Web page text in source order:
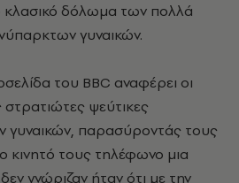
δόλωμα των πολλά
γυναικών.
του BBC αναφέρει οι
ψεύτικες
παρασύροντάς τους
κινητό τους τηλέφωνο μια
γνώριζαν ήταν ότι με την